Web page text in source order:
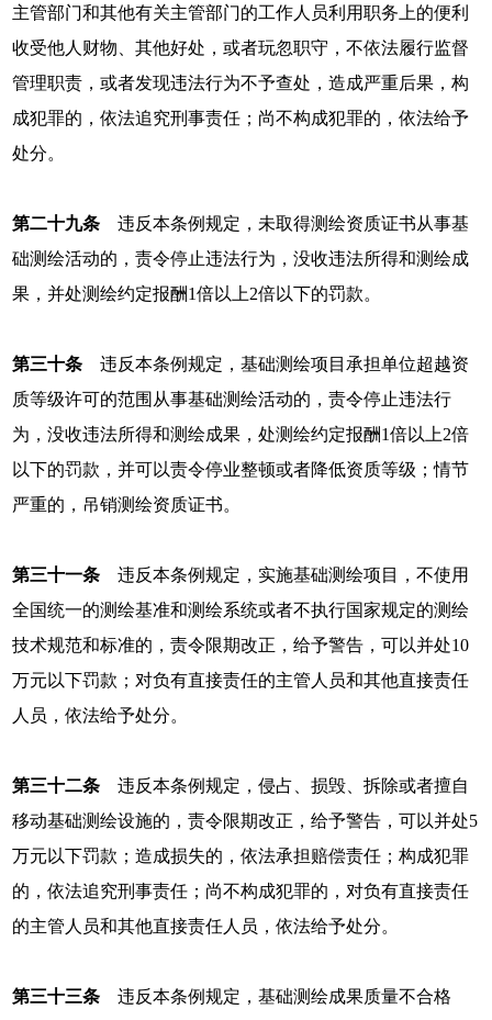
主管部门和其他有关主管部门的工作人员利用职务上的便利
收受他人财物、其他好处，或者玩忽职守，不依法履行监督
管理职责，或者发现违法行为不予查处，造成严重后果，构
成犯罪的，依法追究刑事责任；尚不构成犯罪的，依法给予
处分。
第二十九条 违反本条例规定，未取得测绘资质证书从事基
础测绘活动的，责令停止违法行为，没收违法所得和测绘成
果，并处测绘约定报酬1倍以上2倍以下的罚款。
第三十条 违反本条例规定，基础测绘项目承担单位超越资
质等级许可的范围从事基础测绘活动的，责令停止违法行
为，没收违法所得和测绘成果，处测绘约定报酬1倍以上2倍
以下的罚款，并可以责令停业整顿或者降低资质等级；情节
严重的，吊销测绘资质证书。
第三十一条 违反本条例规定，实施基础测绘项目，不使用
全国统一的测绘基准和测绘系统或者不执行国家规定的测绘
技术规范和标准的，责令限期改正，给予警告，可以并处10
万元以下罚款；对负有直接责任的主管人员和其他直接责任
人员，依法给予处分。
第三十二条 违反本条例规定，侵占、损毁、拆除或者擅自
移动基础测绘设施的，责令限期改正，给予警告，可以并处5
万元以下罚款；造成损失的，依法承担赔偿责任；构成犯罪
的，依法追究刑事责任；尚不构成犯罪的，对负有直接责任
的主管人员和其他直接责任人员，依法给予处分。
第三十三条 违反本条例规定，基础测绘成果质量不合格